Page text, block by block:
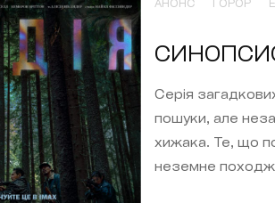
АНОНС ГОРОР
Серія
пошуки, але
хижака. Те, що
неземне